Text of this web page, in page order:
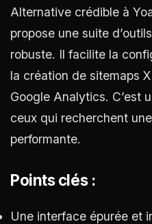
Alternative crédible à
propose une suite
robuste. Il facilite la
la création de sitemaps
Google Analytics. C’est
ceux qui recherchent
performante.
Points clés :
Une interface épurée et